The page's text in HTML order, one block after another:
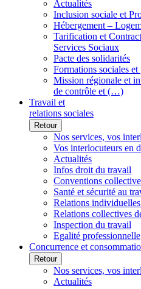
Actualités
Inclusion sociale et
Hébergement –
Tarification et
Services Sociaux
Pacte des solidarités
Formations sociales et
Mission régionale et
de contrôle et (…)
Travail et
relations sociales
Retour
Nos services, vos
Vos interlocuteurs en
Actualités
Infos droit du travail
Conventions
Santé et sécurité au
Relations
Relations collectives
Inspection du travail
Egalité professionnelle
Concurrence et
Retour
Nos services, vos
Actualités